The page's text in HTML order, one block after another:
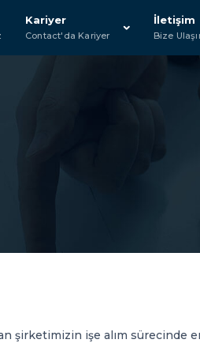
Kariyer
Contact'da Kariyer
İletişim
Bize
şirketimizin işe alım